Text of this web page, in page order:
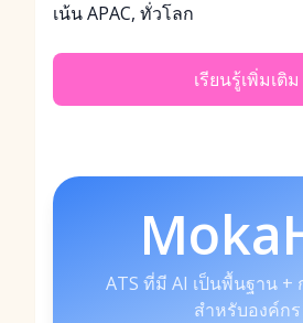
เน้น APAC, ทั่วโลก
เรียนรู้เพิ่มเติม
ATS ที่มี AI เป็นพื้นฐาน +
สำหรับองค์กร